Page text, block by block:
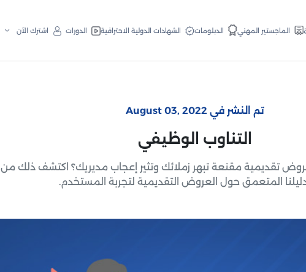
الماجستير المهني الدبلومات الشهادات الدولية الاحترافية الدورات اشترك الآن
تم النشر في August 03, 2022
التناوب الوظيفي
تقديمية مقنعة تبهر زملائك وتثير إعجاب مديريك؟ اكتشف ذلك من
المتعمق حول العروض التقديمية لتجربة المستخدم.